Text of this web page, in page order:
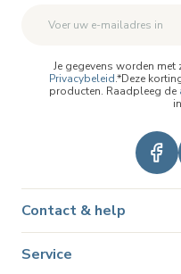
Je gegevens worden
Privacybeleid.*Deze
producten. Raadpleeg de
Contact & help
Service